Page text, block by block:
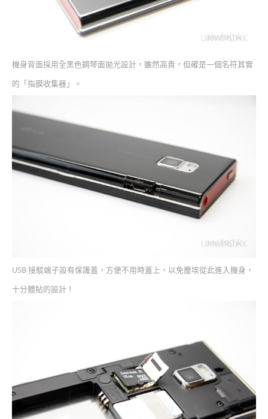
機身背面採用全黑色鋼琴面拋光設計，雖然高貴，但確是一個名符其實
的「指膜收集器」。
USB 接駁端子設有保護蓋，方便不用時蓋上，以免塵埃從此進入機身，
十分體貼的設計！